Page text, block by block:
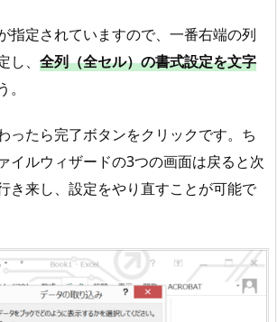
指定されていますので、一番右端の列
、 全列（全セル）の書式設定を文字
ったら完了ボタンをクリックです。ち
イルウィザードの3つの画面は戻ると次
き来し、設定をやり直すことが可能で